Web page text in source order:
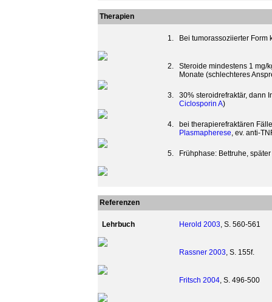
Therapien
1. Bei tumorassoziierter Form
2.
Steroide mindestens 1 mg/
Monate (schlechteres
3.
30% steroidrefraktär, dann
Ciclosporin A)
4.
bei therapierefraktären
Plasmapherese, ev. anti-
5. Frühphase: Bettruhe,
Referenzen
Lehrbuch Herold 2003, S. 560-561
Rassner 2003, S. 155f.
Fritsch 2004, S. 496-500